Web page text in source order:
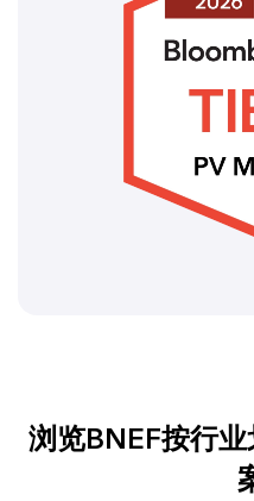
浏览BNEF按行